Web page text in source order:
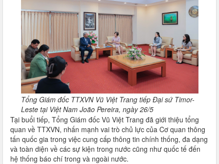
Tổng Giám đốc TTXVN Vũ Việt Trang tiếp Đại sứ Timor-
Leste tại Việt Nam João Pereira, ngày 26/5
Tại buổi tiếp, Tổng Giám đốc Vũ Việt Trang đã giới thiệu tổng
quan về TTXVN, nhấn mạnh vai trò chủ lực của Cơ quan thông
tấn quốc gia trong việc cung cấp thông tin chính thống, đa dạng
và toàn diện về các sự kiện trong nước cũng như quốc tế đến
hệ thống báo chí trong và ngoài nước.